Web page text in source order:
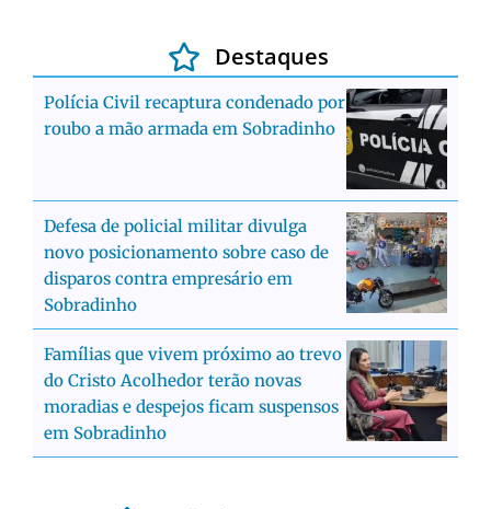
Destaques
Polícia Civil recaptura condenado por
roubo a mão armada em Sobradinho
Defesa de policial militar divulga
novo posicionamento sobre caso de
disparos contra empresário em
Sobradinho
Famílias que vivem próximo ao trevo
do Cristo Acolhedor terão novas
moradias e despejos ficam suspensos
em Sobradinho